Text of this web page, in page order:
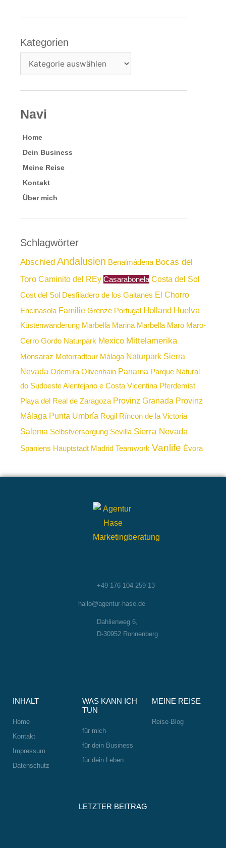
Kategorien
Kategorien
Navi
Home
Dein Business
Meine Reise
Kontakt
Über mich
Schlagwörter
Abschied Andalusien Benalmádena Bocas del
Toro Caminito del REy Casarabonela Costa del Sol
Cost del Sol Desfiladero de los Gaitanes El Chorro
Encinasola Familie Grenze Portugal Holland Huelva
Küstenwanderung Marbella Marina Marbella Maro Maro-
Cerro Gordo Naturpark Mexico Mittelamerika
Monsaraz Motorradtour Málaga Naturpark Sierra
Nevada Odemira Olivenhain Panama Parque Natural
do Sudoeste Alentejano e Costa Vicentina Pferdemist
Playa del Real de Zaragoza Provinz Granada Provinz
Málaga Punta Umbría Rogil Ríncon de la Victoria
Salema Selbstversorgung Sevilla Sierra Nevada
Spaniens Hauptstadt Madrid Teamwork Vanlife Évora
+49 176 104 259 13
hallo@agentur-hase.de
Dahlienweg 6,
D-30952 Ronnenberg
s
a
p
a
m
b
e
w
INHALT
Home
Kontakt
Impressum
Datenschutz
WAS KANN ICH
TUN
für mich
für dein Business
für dein Leben
MEINE REISE
Reise-Blog
LETZTER BEITRAG